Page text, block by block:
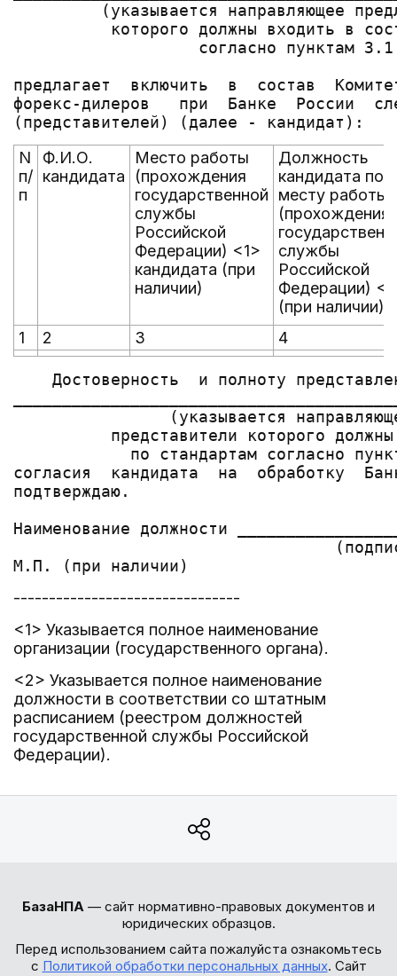
(указывается направляющее
которого должны входить в
согласно пунктам
предлагает  включить  в  состав
форекс-дилеров   при  Банке  России
N
п/
п
Ф.И.О.
кандидата
Место работы
(прохождения
государственной
службы
Российской
Федерации) <1>
кандидата (при
наличии)
Должность
кандидата по
месту работы
(прохождения
службы
Российской
Федерации)
(при наличии)
1
2 3 4
Достоверность  и полноту
(указывается
представители которого
по стандартам согласно
согласия  кандидата  на  обработку
подтверждаю.
Наименование должности
--------------------------------
<1> Указывается полное наименование
организации (государственного органа).
<2> Указывается полное наименование
должности в соответствии со штатным
расписанием (реестром должностей
государственной службы Российской
Федерации).
БазаНПА — сайт нормативно-правовых документов и
юридических образцов.
Перед использованием сайта пожалуйста ознакомьтесь
с Политикой обработки персональных данных. Сайт